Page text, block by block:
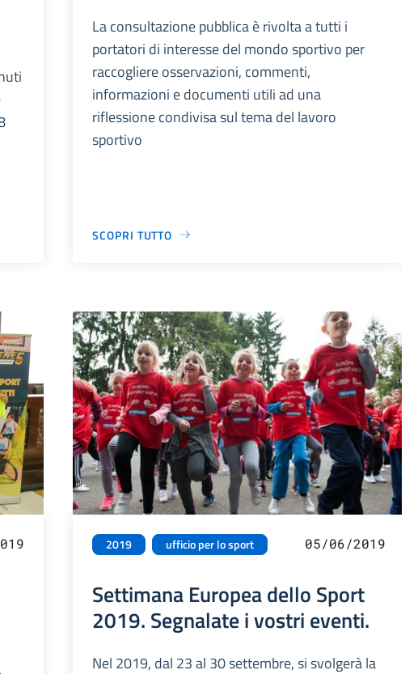
La consultazione pubblica è rivolta a tutti i
portatori di interesse del mondo sportivo per
raccogliere osservazioni, commenti,
informazioni e documenti utili ad una
riflessione condivisa sul tema del lavoro
sportivo
SCOPRI TUTTO
2019 ufficio per lo sport 05/06/2019
Settimana Europea dello Sport
2019. Segnalate i vostri eventi.
Nel 2019, dal 23 al 30 settembre, si svolgerà la